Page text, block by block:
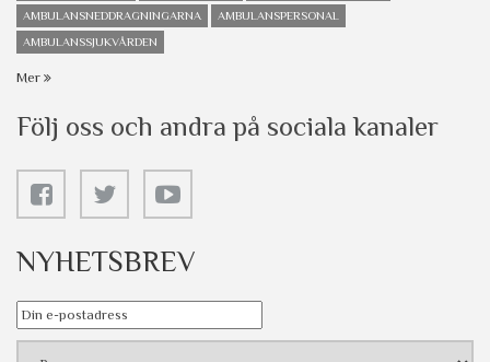
AMBULANSNEDDRAGNINGARNA
AMBULANSPERSONAL
AMBULANSSJUKVÅRDEN
Mer
Följ oss och andra på sociala kanaler
NYHETSBREV